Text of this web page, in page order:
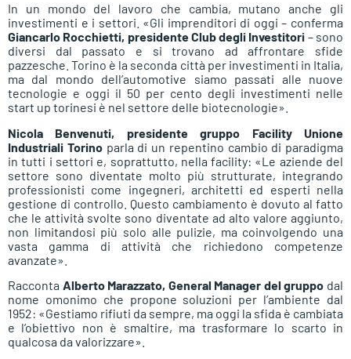
In un mondo del lavoro che cambia, mutano anche gli
investimenti e i settori. «Gli imprenditori di oggi – conferma
Giancarlo Rocchietti, presidente Club degli Investitori – sono
diversi dal passato e si trovano ad affrontare sfide
pazzesche. Torino è la seconda città per investimenti in Italia,
ma dal mondo dell’automotive siamo passati alle nuove
tecnologie e oggi il 50 per cento degli investimenti nelle
start up torinesi è nel settore delle biotecnologie».
Nicola Benvenuti, presidente gruppo Facility Unione
Industriali Torinoparla di un repentino cambio di paradigma
in tutti i settori e, soprattutto, nella facility: «Le aziende del
settore sono diventate molto più strutturate, integrando
professionisti come ingegneri, architetti ed esperti nella
gestione di controllo. Questo cambiamento è dovuto al fatto
che le attività svolte sono diventate ad alto valore aggiunto,
non limitandosi più solo alle pulizie, ma coinvolgendo una
vasta gamma di attività che richiedono competenze
avanzate».
Racconta Alberto Marazzato, General Manager del gruppo dal
nome omonimo che propone soluzioni per l’ambiente dal
1952: «Gestiamo rifiuti da sempre, ma oggi la sfida è cambiata
e l’obiettivo non è smaltire, ma trasformare lo scarto in
qualcosa da valorizzare».